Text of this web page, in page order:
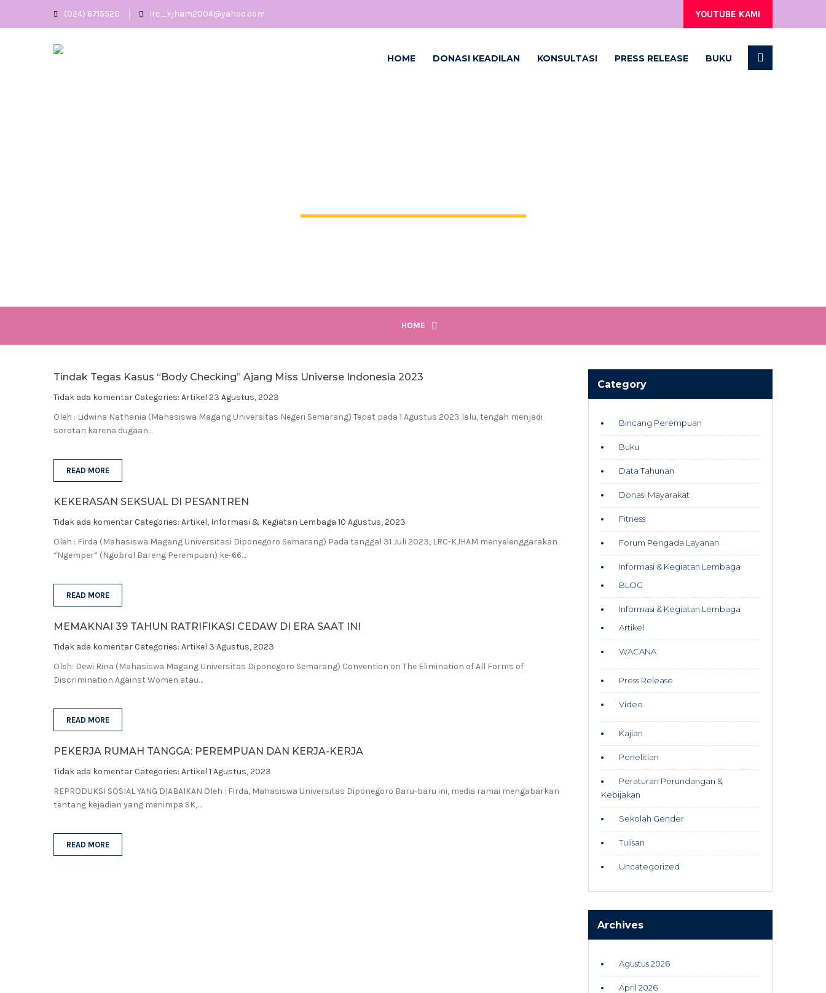
(024) 6715520 lrc_kjham2004@yahoo.com YOUTUBE KAMI
HOME DONASI KEADILAN KONSULTASI PRESS RELEASE BUKU
HOME
Tindak Tegas Kasus “Body Checking” Ajang Miss Universe Indonesia 2023
Tidak ada komentar Categories: Artikel 23 Agustus, 2023
Oleh : Lidwina Nathania (Mahasiswa Magang Universitas Negeri Semarang) Tepat pada 1 Agustus 2023 lalu, tengah menjadi
sorotan karena dugaan…
READ MORE
KEKERASAN SEKSUAL DI PESANTREN
Tidak ada komentar Categories: Artikel, Informasi & Kegiatan Lembaga 10 Agustus, 2023
Oleh : Firda (Mahasiswa Magang Universitasi Diponegoro Semarang) Pada tanggal 31 Juli 2023, LRC-KJHAM menyelenggarakan
“Ngemper” (Ngobrol Bareng Perempuan) ke-66…
READ MORE
MEMAKNAI 39 TAHUN RATRIFIKASI CEDAW DI ERA SAAT INI
Tidak ada komentar Categories: Artikel 3 Agustus, 2023
Oleh: Dewi Rina (Mahasiswa Magang Universitas Diponegoro Semarang) Convention on The Elimination of All Forms of
Discrimination Against Women atau…
READ MORE
PEKERJA RUMAH TANGGA: PEREMPUAN DAN KERJA-KERJA
Tidak ada komentar Categories: Artikel 1 Agustus, 2023
REPRODUKSI SOSIAL YANG DIABAIKAN Oleh : Firda, Mahasiswa Universitas Diponegoro Baru-baru ini, media ramai mengabarkan
tentang kejadian yang menimpa SK,…
READ MORE
Category
Bincang Perempuan
Buku
Data Tahunan
Donasi Mayarakat
Fitness
Forum Pengada Layanan
Informasi & Kegiatan Lembaga
BLOG
Informasi & Kegiatan Lembaga
Artikel
WACANA
Press Release
Video
Kajian
Penelitian
Peraturan Perundangan &
Kebijakan
Sekolah Gender
Tulisan
Uncategorized
Archives
Agustus 2026
April 2026